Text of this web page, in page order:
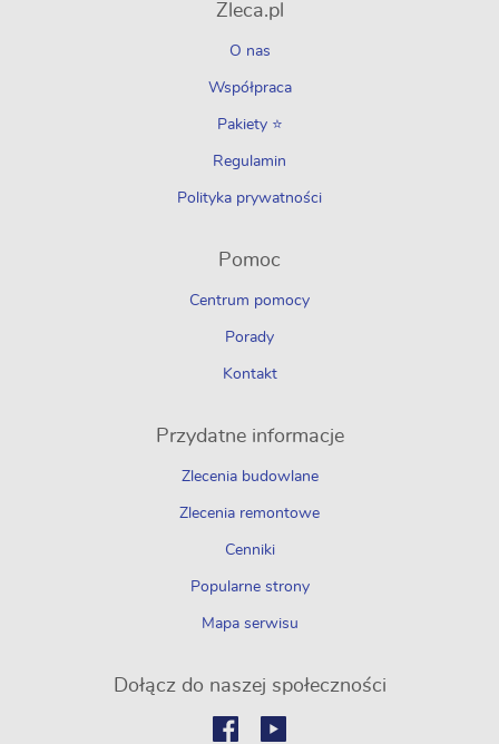
Zleca.pl
O nas
Współpraca
Pakiety ⭐
Regulamin
Polityka prywatności
Pomoc
Centrum pomocy
Porady
Kontakt
Przydatne informacje
Zlecenia budowlane
Zlecenia remontowe
Cenniki
Popularne strony
Mapa serwisu
Dołącz do naszej społeczności